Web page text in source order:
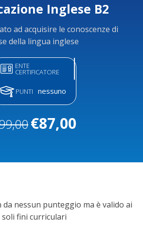
Inglese B2
ad acquisire le conoscenze di
della lingua inglese
ENTE
CERTIFICATORE
PUNTI nessuno
€87,00
nessun punteggio ma è valido ai
soli fini curriculari